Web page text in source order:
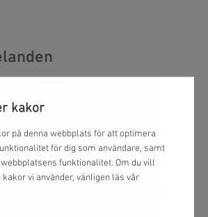
kakor
på denna webbplats för att optimera
för dig som användare, samt
funktionalitet. Om du vill
vi använder, vänligen läs vår